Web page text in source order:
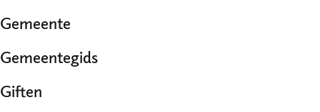
Gemeente
Gemeentegids
Giften